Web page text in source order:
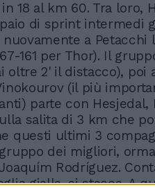
18 al km 60. Tra loro,
di sprint intermedi
a Petacchi
161 per Thor). Il
oltre 2' il distacco), poi
(il più
parte con Hesjedal,
salita di 3 km che
questi ultimi 3
dei migliori,
Rodríguez.
gialla, si stacca. A